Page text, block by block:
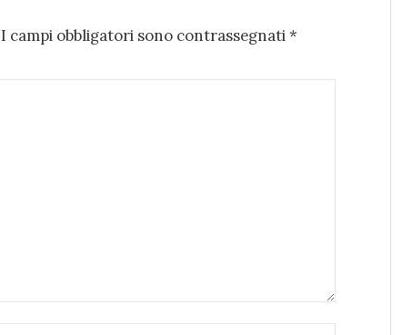
I campi obbligatori sono contrassegnati*